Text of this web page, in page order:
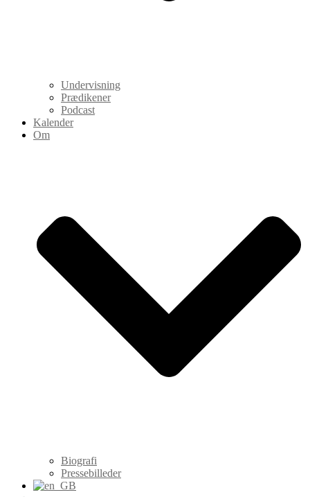
Undervisning
Prædikener
Podcast
Kalender
Om
Biografi
Pressebilleder